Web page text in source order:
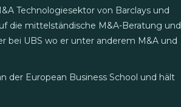
Technologiesektor von Barclays und
die mittelständische M&A-Beratung und
bei UBS wo er unter anderem M&A und
der European Business School und hält